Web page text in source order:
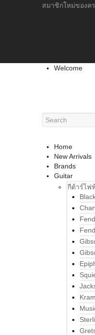
สมาชิกใหม่ของค
Welcome
Home
New Arrivals
Brands
Guitar
กีต้าร์ไฟ